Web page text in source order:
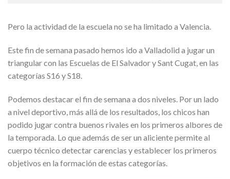
Pero la actividad de la escuela no se ha limitado a Valencia.
Este fin de semana pasado hemos ido a Valladolid a jugar un
triangular con las Escuelas de El Salvador y Sant Cugat, en las
categorías S16 y S18.
Podemos destacar el fin de semana a dos niveles. Por un lado
a nivel deportivo, más allá de los resultados, los chicos han
podido jugar contra buenos rivales en los primeros albores de
la temporada. Lo que además de ser un aliciente permite al
cuerpo técnico detectar carencias y establecer los primeros
objetivos en la formación de estas categorías.